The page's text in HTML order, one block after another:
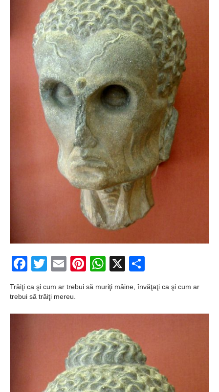
zburătoare în Mexic
Magia în Thailanda
Madona lacrimilor
din Siracusa
(Silcilia)
Uimitoarea viaţă a
Teresei Neumann
Derba, un oraş
misterios vizitat şi
de sfântul Petre
Vrăjitorul Merlin şi
regele Arthur
Şi-a vândut soţia
magie neagră
Facebook
Twitter
EmailPinterest
WhatsApp
X
Trăiţi ca şi cum ar trebui să muriţi mâine, învăţaţi ca şi cum ar
trebui să trăiţi mereu.